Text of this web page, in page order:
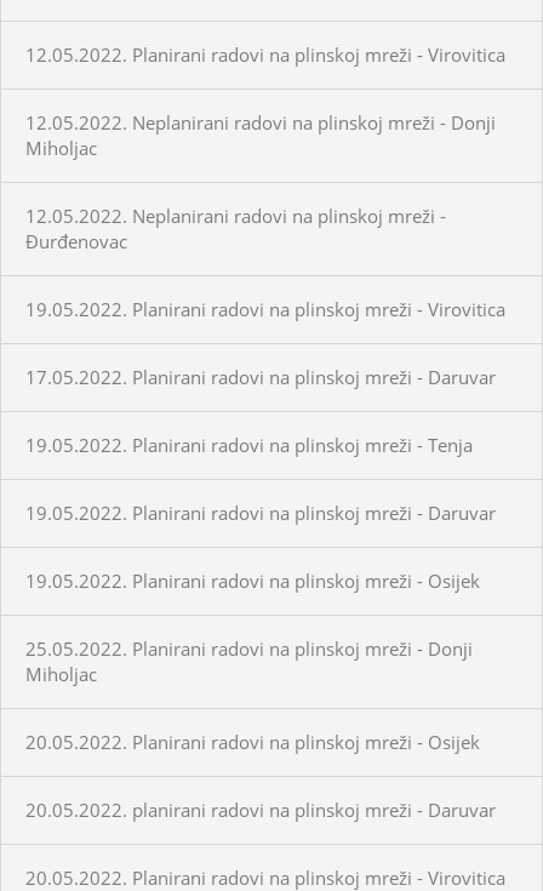
12.05.2022. Planirani radovi na plinskoj mreži - Virovitica
12.05.2022. Neplanirani radovi na plinskoj mreži - Donji
Miholjac
12.05.2022. Neplanirani radovi na plinskoj mreži -
Đurđenovac
19.05.2022. Planirani radovi na plinskoj mreži - Virovitica
17.05.2022. Planirani radovi na plinskoj mreži - Daruvar
19.05.2022. Planirani radovi na plinskoj mreži - Tenja
19.05.2022. Planirani radovi na plinskoj mreži - Daruvar
19.05.2022. Planirani radovi na plinskoj mreži - Osijek
25.05.2022. Planirani radovi na plinskoj mreži - Donji
Miholjac
20.05.2022. Planirani radovi na plinskoj mreži - Osijek
20.05.2022. planirani radovi na plinskoj mreži - Daruvar
20.05.2022. Planirani radovi na plinskoj mreži - Virovitica